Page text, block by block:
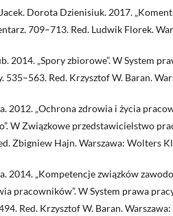
Dorota Dzienisiuk. 2017.
709–713. Red. Ludwik Florek.
2014. „Spory zbiorowe”. W System
535–563. Red. Krzysztof W. Baran.
2012. „Ochrona zdrowia i życia
W Związkowe przedstawicielstwo
Zbigniew Hajn. Warszawa: Wolters
2014. „Kompetencje związków
pracowników”. W System prawa
Red. Krzysztof W. Baran.